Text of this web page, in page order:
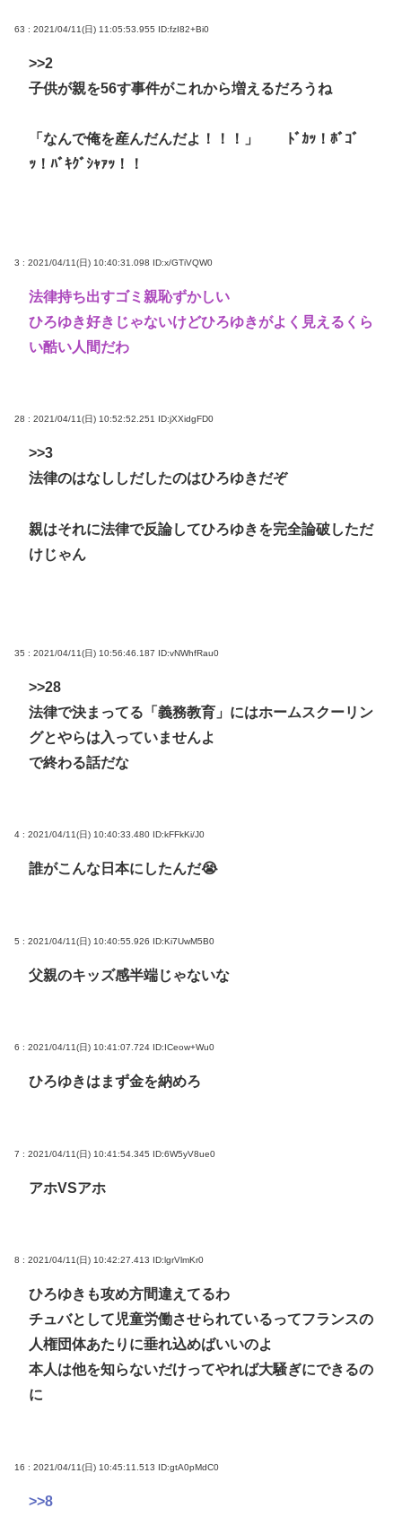
63 : 2021/04/11(日) 11:05:53.955 ID:fzI82+Bi0
>>2
子供が親を56す事件がこれから増えるだろうね
「なんで俺を産んだんだよ！！！」 ﾄﾞｶｯ！ﾎﾞｺﾞ
ｯ！ﾊﾞｷｸﾞｼｬｧｯ！！
3 : 2021/04/11(日) 10:40:31.098 ID:x/GTiVQW0
法律持ち出すゴミ親恥ずかしい
ひろゆき好きじゃないけどひろゆきがよく見えるくら
い酷い人間だわ
28 : 2021/04/11(日) 10:52:52.251 ID:jXXidgFD0
>>3
法律のはなししだしたのはひろゆきだぞ
親はそれに法律で反論してひろゆきを完全論破しただ
けじゃん
35 : 2021/04/11(日) 10:56:46.187 ID:vNWhfRau0
>>28
法律で決まってる「義務教育」にはホームスクーリン
グとやらは入っていませんよ
で終わる話だな
4 : 2021/04/11(日) 10:40:33.480 ID:kFFkKi/J0
誰がこんな日本にしたんだ😭
5 : 2021/04/11(日) 10:40:55.926 ID:Ki7UwM5B0
父親のキッズ感半端じゃないな
6 : 2021/04/11(日) 10:41:07.724 ID:ICeow+Wu0
ひろゆきはまず金を納めろ
7 : 2021/04/11(日) 10:41:54.345 ID:6W5yV8ue0
アホVSアホ
8 : 2021/04/11(日) 10:42:27.413 ID:lgrVlmKr0
ひろゆきも攻め方間違えてるわ
チュバとして児童労働させられているってフランスの
人権団体あたりに垂れ込めばいいのよ
本人は他を知らないだけってやれば大騒ぎにできるの
に
16 : 2021/04/11(日) 10:45:11.513 ID:gtA0pMdC0
>>8